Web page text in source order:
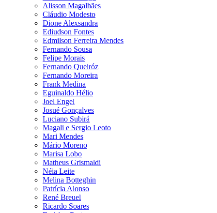
Alisson Magalhães
Cláudio Modesto
Dione Alexsandra
Ediudson Fontes
Edmilson Ferreira Mendes
Fernando Sousa
Felipe Morais
Fernando Queiróz
Fernando Moreira
Frank Medina
Eguinaldo Hélio
Joel Engel
Josué Gonçalves
Luciano Subirá
Magali e Sergio Leoto
Mari Mendes
Mário Moreno
Marisa Lobo
Matheus Grismaldi
Néia Leite
Melina Botteghin
Patrícia Alonso
René Breuel
Ricardo Soares